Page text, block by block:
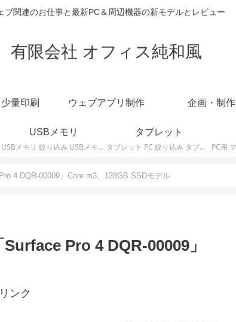
ブ関連のお仕事と最新PC＆周辺機器の新モデルとレビュー
有限会社 オフィス純和風
量印刷 ウェブアプリ制作 企画・制作
USBメモリ
USBメモリ 絞り込み USBメモリの最新モデルやスペック・仕様に関する情報。
タブレット
タブレット PC 絞り込み タブレットの最新モデルやスペック・仕様に関する情報。
4 DQR-00009」Core m3、128GB SSDモデル
Pro 4 DQR-00009」
ンク